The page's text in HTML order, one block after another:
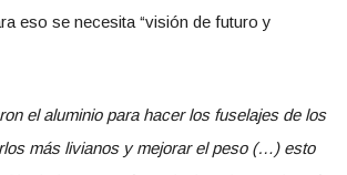
eso se necesita “visión de futuro y
el aluminio para hacer los fuselajes de los
más livianos y mejorar el peso (…) esto